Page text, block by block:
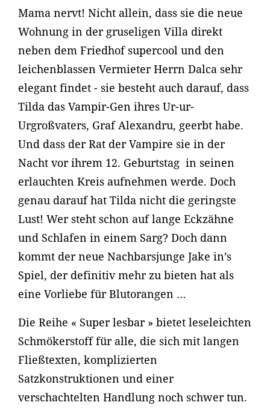
Mama nervt! Nicht allein, dass sie die neue
Wohnung in der gruseligen Villa direkt
neben dem Friedhof supercool und den
leichenblassen Vermieter Herrn Dalca sehr
elegant findet - sie besteht auch darauf, dass
Tilda das Vampir-Gen ihres Ur-ur-
Urgroßvaters, Graf Alexandru, geerbt habe.
Und dass der Rat der Vampire sie in der
Nacht vor ihrem 12. Geburtstag in seinen
erlauchten Kreis aufnehmen werde. Doch
genau darauf hat Tilda nicht die geringste
Lust! Wer steht schon auf lange Eckzähne
und Schlafen in einem Sarg? Doch dann
kommt der neue Nachbarsjunge Jake in’s
Spiel, der definitiv mehr zu bieten hat als
eine Vorliebe für Blutorangen …
Die Reihe « Super lesbar » bietet leseleichten
Schmökerstoff für alle, die sich mit langen
Fließtexten, komplizierten
Satzkonstruktionen und einer
verschachtelten Handlung noch schwer tun.